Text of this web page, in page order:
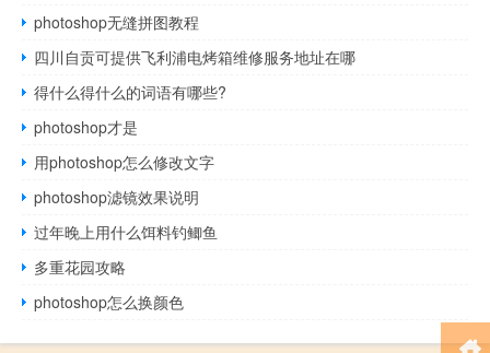
photoshop无缝拼图教程
四川自贡可提供飞利浦电烤箱维修服务地址在哪
得什么得什么的词语有哪些?
photoshop才是
用photoshop怎么修改文字
photoshop滤镜效果说明
过年晚上用什么饵料钓鲫鱼
多重花园攻略
photoshop怎么换颜色